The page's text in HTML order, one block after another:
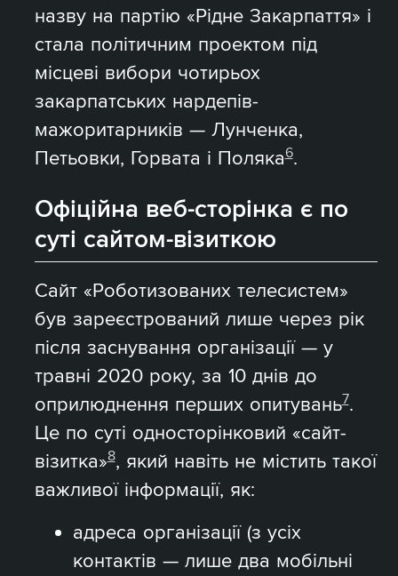
назву на партію «Рідне Закарпаття» і
стала політичним проектом під
місцеві вибори чотирьох
закарпатських нардепів-
мажоритарників — Лунченка,
Петьовки, Горвата і Поляка6.
Офіційна веб-сторінка є по
суті сайтом-візиткою
Сайт «Роботизованих телесистем»
був зареєстрований лише через рік
після заснування організації — у
травні 2020 року, за 10 днів до
оприлюднення перших опитувань7.
Це по суті односторінковий «сайт-
візитка»8, який навіть не містить такої
важливої інформації, як:
адреса організації (з усіх
контактів — лише два мобільні